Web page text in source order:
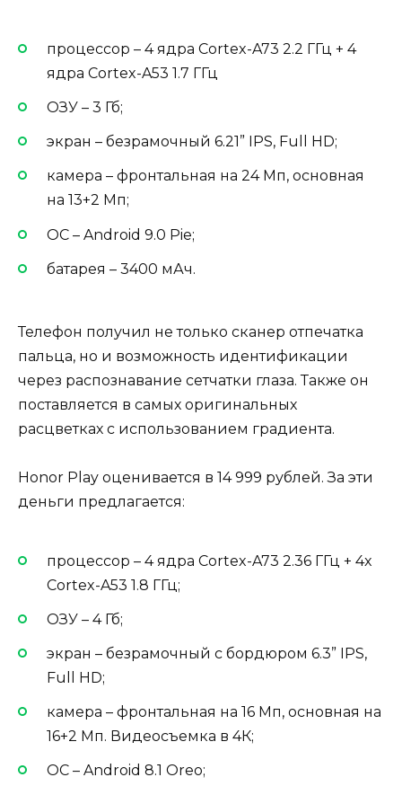
процессор – 4 ядра Cortex-A73 2.2 ГГц + 4
ядра Cortex-A53 1.7 ГГц
ОЗУ – 3 Гб;
экран – безрамочный 6.21” IPS, Full HD;
камера – фронтальная на 24 Мп, основная
на 13+2 Мп;
ОС – Android 9.0 Pie;
батарея – 3400 мАч.
Телефон получил не только сканер отпечатка
пальца, но и возможность идентификации
через распознавание сетчатки глаза. Также он
поставляется в самых оригинальных
расцветках с использованием градиента.
Honor Play оценивается в 14 999 рублей. За эти
деньги предлагается:
процессор – 4 ядра Cortex-A73 2.36 ГГц + 4x
Cortex-A53 1.8 ГГц;
ОЗУ – 4 Гб;
экран – безрамочный с бордюром 6.3” IPS,
Full HD;
камера – фронтальная на 16 Мп, основная на
16+2 Мп. Видеосъемка в 4К;
ОС – Android 8.1 Oreo;